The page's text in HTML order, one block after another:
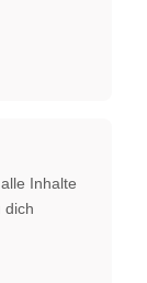
Inhalte
dich